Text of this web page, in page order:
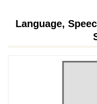
Language,